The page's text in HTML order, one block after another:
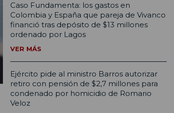
Caso Fundamenta: los gastos en
Colombia y España que pareja de Vivanco
financió tras depósito de $13 millones
ordenado por Lagos
VER MÁS
Ejército pide al ministro Barros autorizar
retiro con pensión de $2,7 millones para
condenado por homicidio de Romario
Veloz